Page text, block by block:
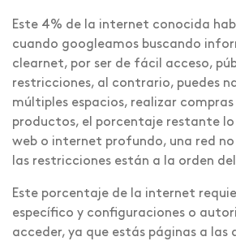
Este 4% de la internet conocida
cuando googleamos buscando
clearnet, por ser de fácil acceso,
restricciones, al contrario, puedes
múltiples espacios, realizar compras
productos, el porcentaje restante lo
web o internet profundo, una red no
las restricciones están a la orden
Este porcentaje de la internet
específico y configuraciones o
acceder, ya que estás páginas a las